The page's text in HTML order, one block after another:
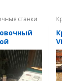
станки
91B б/у